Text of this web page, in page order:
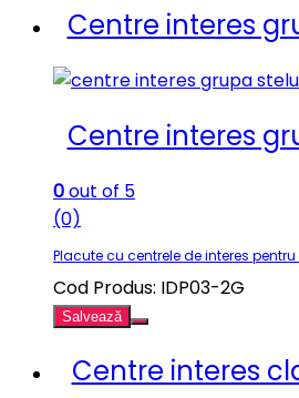
Centre interes
Centre interes
0out of 5
(0)
Placute cu centrele de interes
Cod Produs: IDP03-2G
Salvează
Centre interes